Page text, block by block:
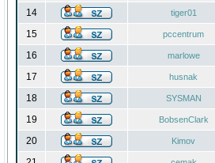
14 tiger01
15 pccentrum
16 marlowe
17 husnak
18 SYSMAN
19 BobsenClark
20 Kimov